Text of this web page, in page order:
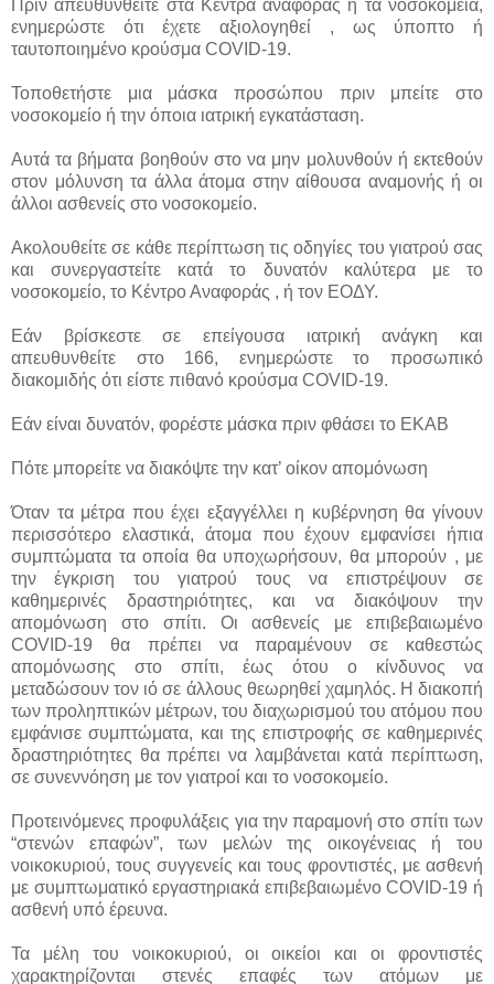
Πριν απευθυνθείτε στα Κέντρα αναφοράς ή τα νοσοκομεία,
ενημερώστε ότι έχετε αξιολογηθεί , ως ύποπτο ή
ταυτοποιημένο κρούσμα COVID-19.
Τοποθετήστε μια μάσκα προσώπου πριν μπείτε στο
νοσοκομείο ή την όποια ιατρική εγκατάσταση.
Αυτά τα βήματα βοηθούν στο να μην μολυνθούν ή εκτεθούν
στον μόλυνση τα άλλα άτομα στην αίθουσα αναμονής ή οι
άλλοι ασθενείς στο νοσοκομείο.
Ακολουθείτε σε κάθε περίπτωση τις οδηγίες του γιατρού σας
και συνεργαστείτε κατά το δυνατόν καλύτερα με το
νοσοκομείο, το Κέντρο Αναφοράς , ή τον ΕΟΔΥ.
Εάν βρίσκεστε σε επείγουσα ιατρική ανάγκη και
απευθυνθείτε στο 166, ενημερώστε το προσωπικό
διακομιδής ότι είστε πιθανό κρούσμα COVID-19.
Εάν είναι δυνατόν, φορέστε μάσκα πριν φθάσει το ΕΚΑΒ
Πότε μπορείτε να διακόψτε την κατ’ οίκον απομόνωση
Όταν τα μέτρα που έχει εξαγγέλλει η κυβέρνηση θα γίνουν
περισσότερο ελαστικά, άτομα που έχουν εμφανίσει ήπια
συμπτώματα τα οποία θα υποχωρήσουν, θα μπορούν , με
την έγκριση του γιατρού τους να επιστρέψουν σε
καθημερινές δραστηριότητες, και να διακόψουν την
απομόνωση στο σπίτι. Οι ασθενείς με επιβεβαιωμένο
COVID-19 θα πρέπει να παραμένουν σε καθεστώς
απομόνωσης στο σπίτι, έως ότου ο κίνδυνος να
μεταδώσουν τον ιό σε άλλους θεωρηθεί χαμηλός. Η διακοπή
των προληπτικών μέτρων, του διαχωρισμού του ατόμου που
εμφάνισε συμπτώματα, και της επιστροφής σε καθημερινές
δραστηριότητες θα πρέπει να λαμβάνεται κατά περίπτωση,
σε συνεννόηση με τον γιατροί και το νοσοκομείο.
Προτεινόμενες προφυλάξεις για την παραμονή στο σπίτι των
“στενών επαφών”, των μελών της οικογένειας ή του
νοικοκυριού, τους συγγενείς και τους φροντιστές, με ασθενή
με συμπτωματικό εργαστηριακά επιβεβαιωμένο COVID-19 ή
ασθενή υπό έρευνα.
Τα μέλη του νοικοκυριού, οι οικείοι και οι φροντιστές
χαρακτηρίζονται στενές επαφές των ατόμων με